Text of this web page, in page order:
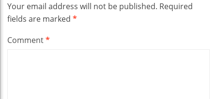
Your email address will not be published. Required
fields are marked *
Comment*